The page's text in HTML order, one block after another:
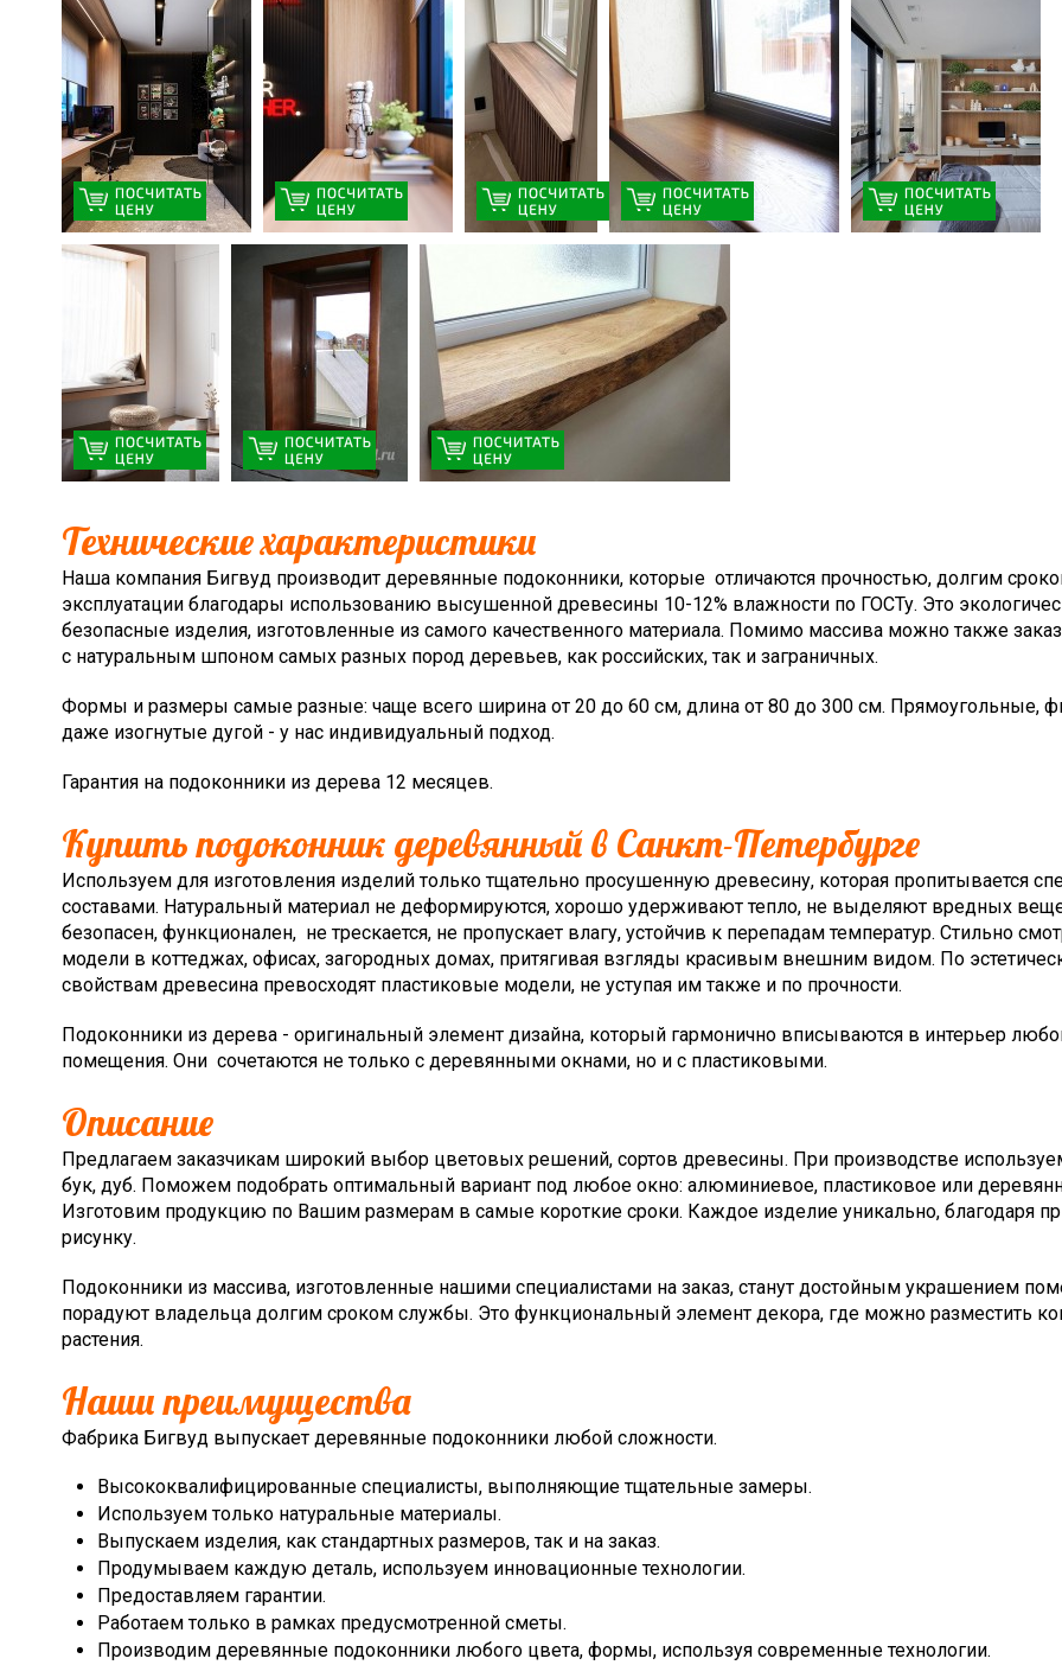
Технические характеристики
Наша компания Бигвуд производит деревянные подоконники, которые отличаются прочностью, долгим
эксплуатации благодары использованию высушенной древесины 10-12% влажности по ГОСТу. Это
безопасные изделия, изготовленные из самого качественного материала. Помимо массива можно также
с натуральным шпоном самых разных пород деревьев, как российских, так и заграничных.
Формы и размеры самые разные: чаще всего ширина от 20 до 60 см, длина от 80 до 300 см. Прямоугольные,
даже изогнутые дугой - у нас индивидуальный подход.
Гарантия на подоконники из дерева 12 месяцев.
Купить подоконник деревянный в Санкт-Петербурге
Используем для изготовления изделий только тщательно просушенную древесину, которая пропитывается
составами. Натуральный материал не деформируются, хорошо удерживают тепло, не выделяют вредных
безопасен, функционален, не трескается, не пропускает влагу, устойчив к перепадам температур. Стильно
модели в коттеджах, офисах, загородных домах, притягивая взгляды красивым внешним видом. По
свойствам древесина превосходят пластиковые модели, не уступая им также и по прочности.
Подоконники из дерева - оригинальный элемент дизайна, который гармонично вписываются в интерьер
помещения. Они сочетаются не только с деревянными окнами, но и с пластиковыми.
Описание
Предлагаем заказчикам широкий выбор цветовых решений, сортов древесины. При производстве
бук, дуб. Поможем подобрать оптимальный вариант под любое окно: алюминиевое, пластиковое или
Изготовим продукцию по Вашим размерам в самые короткие сроки. Каждое изделие уникально, благодаря
рисунку.
Подоконники из массива, изготовленные нашими специалистами на заказ, станут достойным украшением
порадуют владельца долгим сроком службы. Это функциональный элемент декора, где можно разместить
растения.
Наши преимущества
Фабрика Бигвуд выпускает деревянные подоконники любой сложности.
Высококвалифицированные специалисты, выполняющие тщательные замеры.
Используем только натуральные материалы.
Выпускаем изделия, как стандартных размеров, так и на заказ.
Продумываем каждую деталь, используем инновационные технологии.
Предоставляем гарантии.
Работаем только в рамках предусмотренной сметы.
Производим деревянные подоконники любого цвета, формы, используя современные технологии.